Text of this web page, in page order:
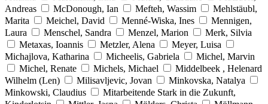
Andreas
McDonough, Ian Mefteh, Wassim
Mehlstäubl,
Marita
Meichel, David Menné-Wiska, Ines
Mennigen,
Laura
Menschel, Sandra Menzel, Marion
Merk, Silvia
Metaxas, Ioannis
Metzler, Alena
Meyer, Luisa
Michajlova, Katharina
Micheelis, Gabriela
Michel, Marvin
Michel, Renate
Michels, Michael
Middelbeek , Helenard
Wilhelm (Len)
Milisavljevic, Jovan
Minkovska, Natalya
Minkowski, Claudius
Mitarbeitende Stark in die Zukunft,